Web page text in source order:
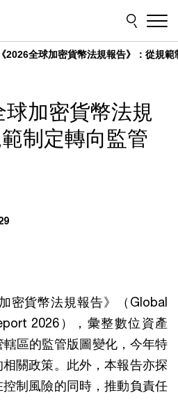
2026全球加密貨幣法規報告》：從規範
球加密貨幣法規
制定轉向監管
密貨幣法規報告》（Global
2026），彙整數位資產
區的監管版圖變化，今年特
關政策。此外，本報告亦探
制風險的同時，推動負責任